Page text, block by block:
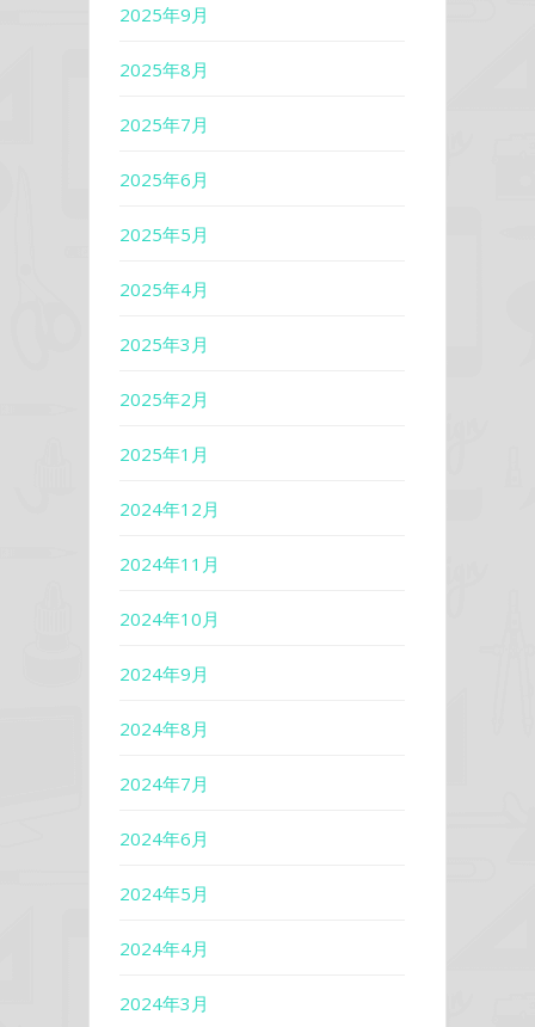
2025年9月
2025年8月
2025年7月
2025年6月
2025年5月
2025年4月
2025年3月
2025年2月
2025年1月
2024年12月
2024年11月
2024年10月
2024年9月
2024年8月
2024年7月
2024年6月
2024年5月
2024年4月
2024年3月